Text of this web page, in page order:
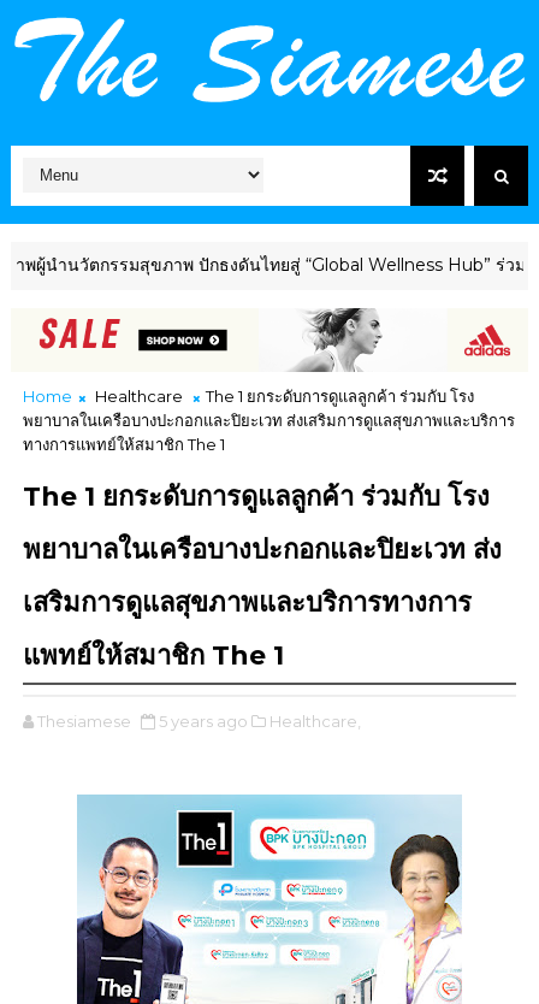
วัตกรรมสุขภาพ ปักธงดันไทยสู่ “Global Wellness Hub” ร่วมเวที The
Home Healthcare
The 1 ยกระดับการดูแลลูกค้า ร่วมกับ โรง
พยาบาลในเครือบางปะกอกและปิยะเวท ส่งเสริมการดูแลสุขภาพและบริการ
ทางการแพทย์ให้สมาชิก The 1
The 1 ยกระดับการดูแลลูกค้า ร่วมกับ โรง
พยาบาลในเครือบางปะกอกและปิยะเวท ส่ง
เสริมการดูแลสุขภาพและบริการทางการ
แพทย์ให้สมาชิก The 1
Thesiamese 5 years ago Healthcare,